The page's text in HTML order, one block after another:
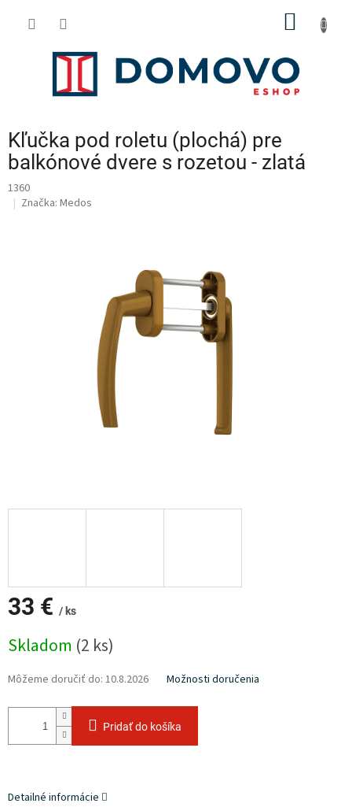
Kľučka pod roletu (plochá) pre
balkónové dvere s rozetou - zlatá
1360
Značka: Medos
33 € / ks
cena:
Skladom (2 ks)
Môžeme doručiť do: 10.8.2026 Možnosti doručenia
Pridať do košíka
Detailné informácie